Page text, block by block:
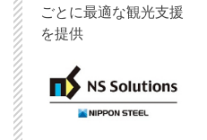
ごとに最適な観光支援
を提供